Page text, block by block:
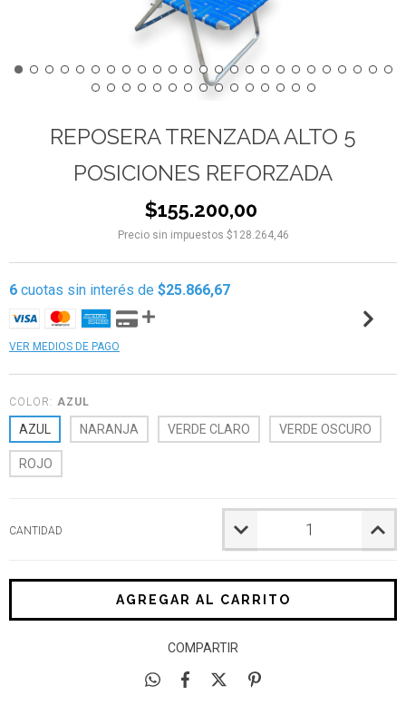
REPOSERA TRENZADA ALTO 5
POSICIONES REFORZADA
$155.200,00
Precio sin impuestos $128.264,46
6 cuotas sin interés de $25.866,67
VER MEDIOS DE PAGO
COLOR: AZUL
AZUL NARANJA VERDE CLARO VERDE OSCURO
ROJO
CANTIDAD
COMPARTIR